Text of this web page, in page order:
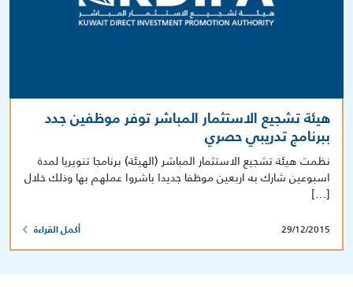
هيئة تشجيع الاستثمار المباشر توفر موظفين جدد
ببرنامج تدريبي حصري
نظمت هيئة تشجيع الاستثمار المباشر (الهيئة) برنامجا تنويريا لمدة
اسبوعين شارك به اربعين موظفا جديدا باشروا عملهم بها وذلك خلال
[…]
29/12/2015 أكمل القراءة